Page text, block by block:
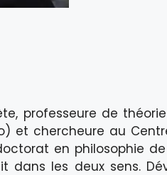
professeure de
et chercheure au
en philosophie
dans les deux sens.